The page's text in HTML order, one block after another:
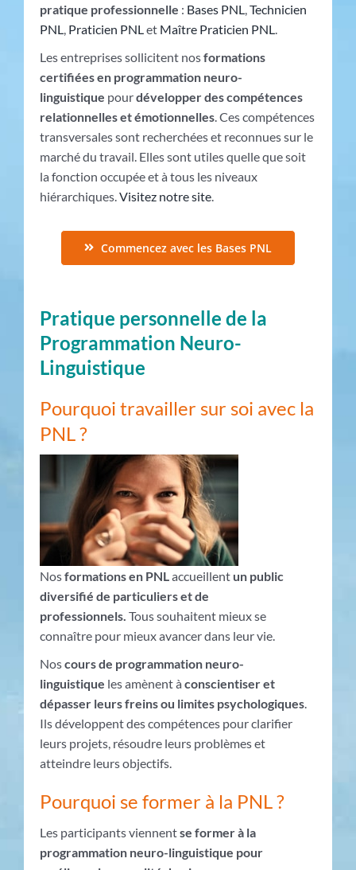
pratique professionnelle : Bases PNL Technicien
PNL
Praticien PNL et Maître Praticien PNL
Les entreprises sollicitent nosformations
certifiées en programmation neuro-
linguistique pourdévelopper des compétences
relationnelles et émotionnelles. Ces compétences
transversales sont recherchées et reconnues sur le
marché du travail. Elles sont utiles quelle que soit
la fonction occupée et à tous les niveaux
hiérarchiques. Visitez notre site.
Commencez avec les Bases PNL
Pratique personnelle de la
Programmation Neuro-
Linguistique
Pourquoi travailler sur soi avec la
PNL ?
Nosformations en PNL accueillentun public
diversifié de particuliers et de
professionnels. Tous souhaitent mieux se
connaître pour mieux avancer dans leur vie.
Noscours de programmation neuro-
linguistique les amènent à conscientiser et
dépasser leurs freins ou limites psychologiques.
Ils développent des compétences pour clarifier
leurs projets, résoudre leurs problèmes et
atteindre leurs objectifs.
Pourquoi se former à la PNL ?
Les participants viennentse former à la
programmation neuro-linguistique pour